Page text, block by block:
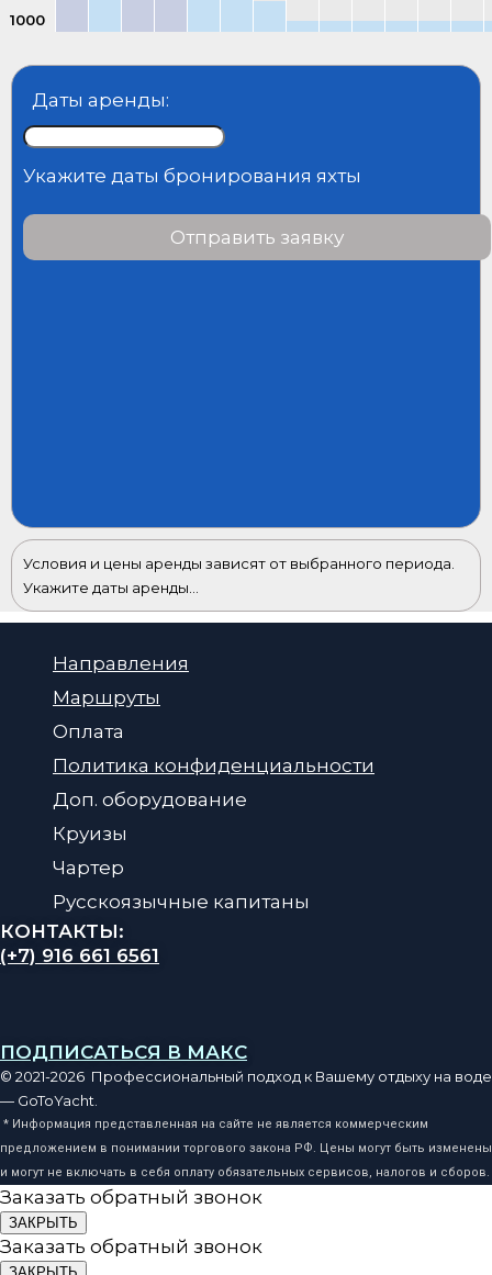
1000
Даты аренды:
Укажите даты бронирования яхты
Отправить заявку
Условия и цены аренды зависят от выбранного периода.
Укажите даты аренды...
Направления
Маршруты
Оплата
Политика конфиденциальности
Доп. оборудование
Круизы
Чартер
Русскоязычные капитаны
КОНТАКТЫ:
(+7) 916 661 6561
ПОДПИСАТЬСЯ В МАКС
© 2021-2026 Профессиональный подход к Вашему отдыху на воде
— GoToYacht.
* Информация представленная на сайте не является коммерческим
предложением в понимании торгового закона РФ. Цены могут быть изменены
и могут не включать в себя оплату обязательных сервисов, налогов и сборов.
Заказать обратный звонок
ЗАКРЫТЬ
Заказать обратный звонок